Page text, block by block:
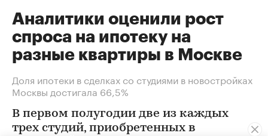
Аналитики оценили рост
спроса на ипотеку на
разные квартиры в Москве
Доля ипотеки в сделках со студиями в новостройках
Москвы достигала 66,5%
В первом полугодии две из каждых
трех студий, приобретенных в